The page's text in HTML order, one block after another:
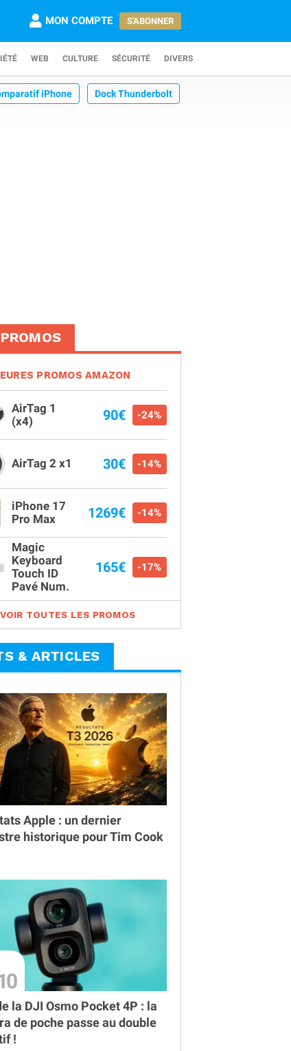
MON COMPTE S'ABONNER
WEB CULTURE SÉCURITÉ DIVERS
iPhone Dock Thunderbolt
PROMOS AMAZON
AirTag 1
(x4)
90€ -24%
AirTag 2 x1 30€ -14%
iPhone 17
Pro Max
1269€ -14%
Magic
Keyboard
Touch ID
Pavé Num.
165€ -17%
VOIR TOUTES LES PROMOS
& ARTICLES
Apple : un dernier
historique pour Tim Cook
la DJI Osmo Pocket 4P : la
de poche passe au double
!